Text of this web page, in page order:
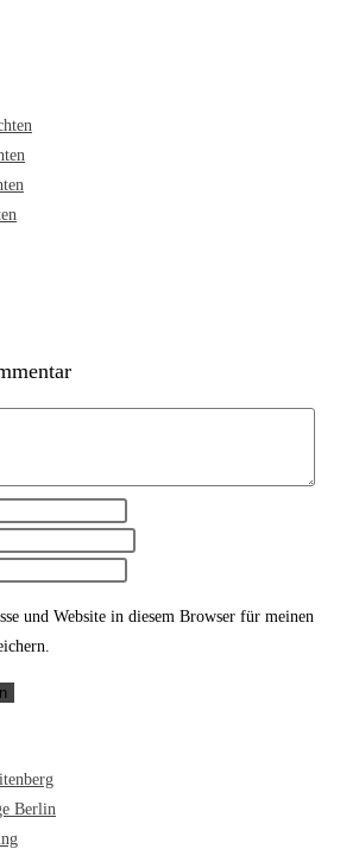
und Website in diesem Browser für meinen
Berlin